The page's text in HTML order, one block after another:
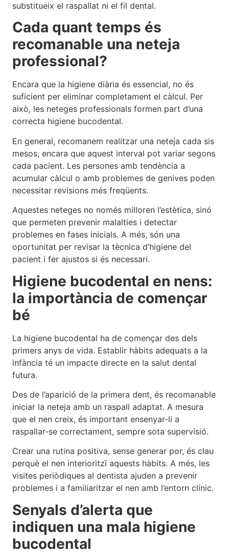
substitueix el raspallat ni el fil dental.
Cada quant temps és
recomanable una neteja
professional?
Encara que la higiene diària és essencial, no és
suficient per eliminar completament el càlcul. Per
això, les neteges professionals formen part d’una
correcta higiene bucodental.
En general, recomanem realitzar una neteja cada sis
mesos, encara que aquest interval pot variar segons
cada pacient. Les persones amb tendència a
acumular càlcul o amb problemes de genives poden
necessitar revisions més freqüents.
Aquestes neteges no només milloren l’estètica, sinó
que permeten prevenir malalties i detectar
problemes en fases inicials. A més, són una
oportunitat per revisar la tècnica d’higiene del
pacient i fer ajustos si és necessari.
Higiene bucodental en nens:
la importància de començar
bé
La higiene bucodental ha de començar des dels
primers anys de vida. Establir hàbits adequats a la
infància té un impacte directe en la salut dental
futura.
Des de l’aparició de la primera dent, és recomanable
iniciar la neteja amb un raspall adaptat. A mesura
que el nen creix, és important ensenyar-li a
raspallar-se correctament, sempre sota supervisió.
Crear una rutina positiva, sense generar por, és clau
perquè el nen interioritzï aquests hàbits. A més, les
visites periòdiques al dentista ajuden a prevenir
problemes i a familiaritzar el nen amb l’entorn clínic.
Senyals d’alerta que
indiquen una mala higiene
bucodental